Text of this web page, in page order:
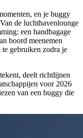
en je buggy
de luchthavenlounge
een handbagage
boord meenemen
gebruiken zodra je
deelt richtlijnen
voor 2026
van een buggy die